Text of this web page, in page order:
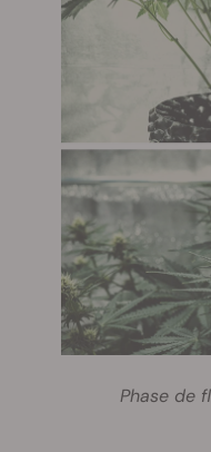
Phase de